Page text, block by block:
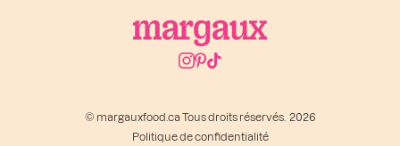
© margauxfood.ca Tous droits réservés. 2026
Politique de confidentialité